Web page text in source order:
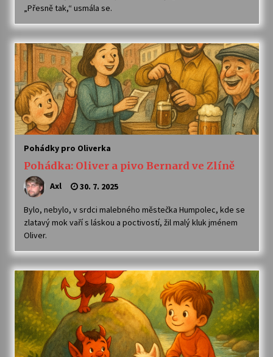
„Přesně tak,“ usmála se.
Pohádky pro Oliverka
Pohádka: Oliver a pivo Bernard ve Zlíně
Axl 30. 7. 2025
Bylo, nebylo, v srdci malebného městečka Humpolec, kde se
zlatavý mok vaří s láskou a poctivostí, žil malý kluk jménem
Oliver.